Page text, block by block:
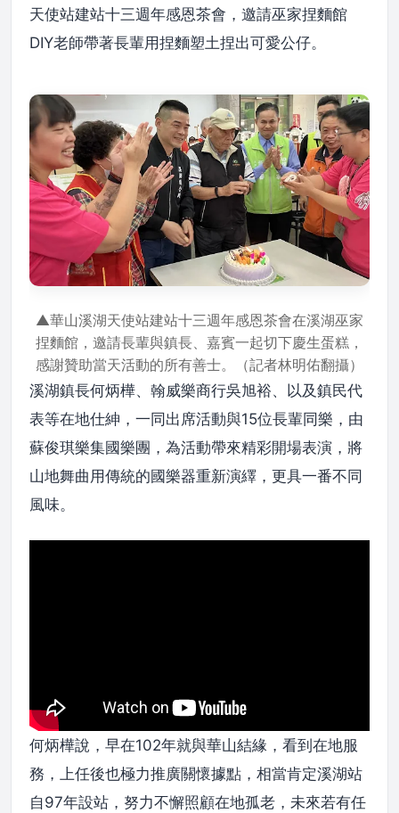
天使站建站十三週年感恩茶會，邀請巫家捏麵館
DIY老師帶著長輩用捏麵塑土捏出可愛公仔。
▲華山溪湖天使站建站十三週年感恩茶會在溪湖巫家
捏麵館，邀請長輩與鎮長、嘉賓一起切下慶生蛋糕，
感謝贊助當天活動的所有善士。（記者林明佑翻攝）
溪湖鎮長何炳樺、翰威樂商行吳旭裕、以及鎮民代
表等在地仕紳，一同出席活動與15位長輩同樂，由
蘇俊琪樂集國樂團，為活動帶來精彩開場表演，將
山地舞曲用傳統的國樂器重新演繹，更具一番不同
風味。
何炳樺說，早在102年就與華山結緣，看到在地服
務，上任後也極力推廣關懷據點，相當肯定溪湖站
自97年設站，努力不懈照顧在地孤老，未來若有任